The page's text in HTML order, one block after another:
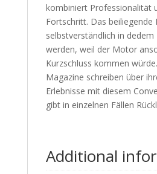
kombiniert Professionalität
Fortschritt. Das beiliegende
selbstverständlich in dedem
werden, weil der Motor
Kurzschluss kommen
Magazine schreiben über
Erlebnisse mit diesem
gibt in einzelnen Fällen
Additional